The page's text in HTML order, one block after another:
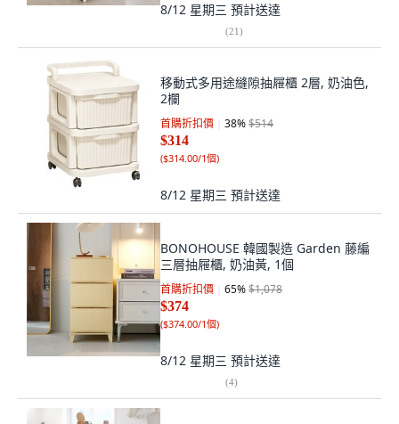
8/12 星期三 預計送達
(21)
移動式多用途縫隙抽屜櫃 2層, 奶油色,
2欄
首購折扣價 38%$514
$314
($314.00/1個)
8/12 星期三 預計送達
BONOHOUSE 韓國製造 Garden 藤編
三層抽屜櫃, 奶油黃, 1個
首購折扣價 65%$1,078
$374
($374.00/1個)
8/12 星期三 預計送達
(4)